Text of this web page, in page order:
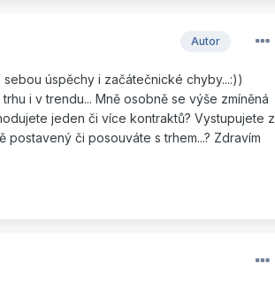
Autor
úspěchy i začátečnické chyby...:))
i v trendu... Mně osobně se výše zmíněná
jeden či více kontraktů? Vystupujete z
postavený či posouváte s trhem...? Zdravím